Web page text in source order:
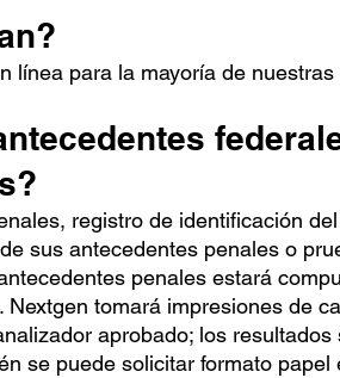
línea para la mayoría de nuestras
registro de identificación
sus antecedentes penales o
penales estará
tomará impresiones de
aprobado; los resultados
se puede solicitar formato papel